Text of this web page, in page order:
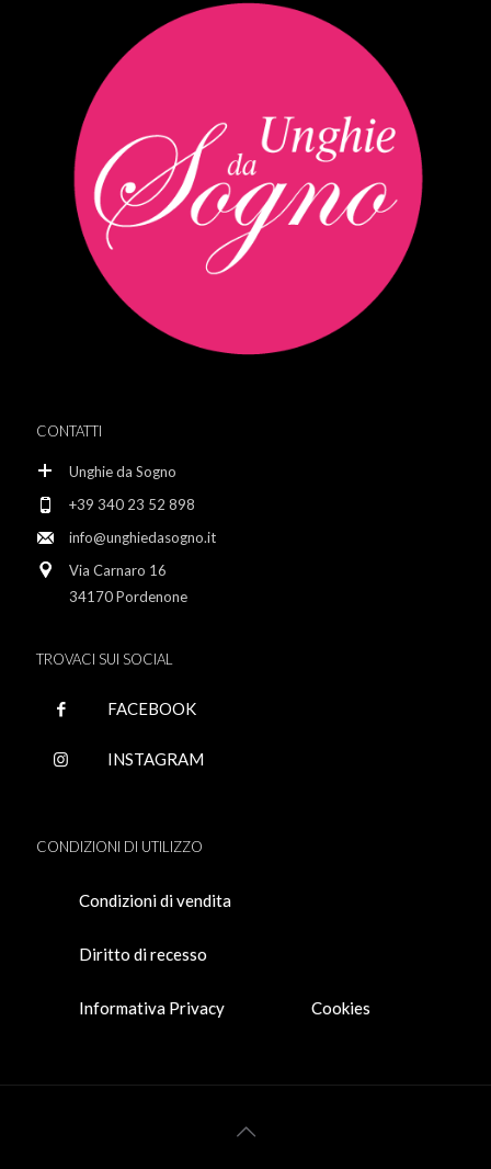
CONTATTI
Unghie da Sogno
+39 340 23 52 898
info@unghiedasogno.it
Via Carnaro 16
34170 Pordenone
TROVACI SUI SOCIAL
FACEBOOK
INSTAGRAM
CONDIZIONI DI UTILIZZO
Condizioni di vendita
Diritto di recesso
Informativa Privacy Cookies